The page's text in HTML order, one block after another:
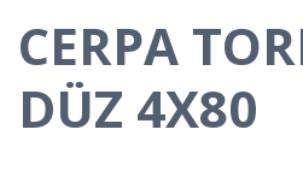
CERPA
DÜZ 4X80